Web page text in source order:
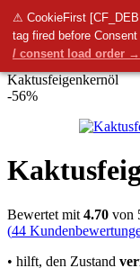
⚠ CookieFirst
tag fired before
/ consent load order →
Menü
0 items 0.00
StartseiteArten von
Kaktusfeigenkernöl
-56%
Bewertet mit 4.70 von
(44
• hilft, den Zustand